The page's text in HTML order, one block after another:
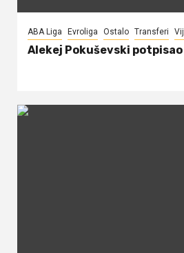
ABA Liga Evroliga Ostalo Transferi
Alekej Pokuševski